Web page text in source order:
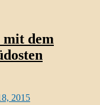
mit dem
2015